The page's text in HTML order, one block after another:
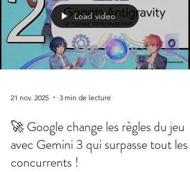
Load video
21 nov. 2025 3 min de lecture
🚀 Google change les règles du jeu
avec Gemini 3 qui surpasse tout les
concurrents !